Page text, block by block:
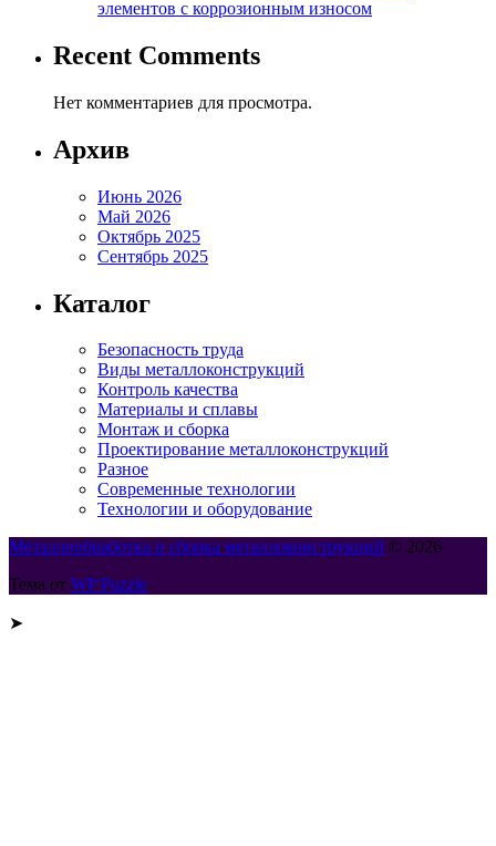
элементов с коррозионным износом
Recent Comments
Нет комментариев для просмотра.
Архив
Июнь 2026
Май 2026
Октябрь 2025
Сентябрь 2025
Каталог
Безопасность труда
Виды металлоконструкций
Контроль качества
Материалы и сплавы
Монтаж и сборка
Проектирование металлоконструкций
Разное
Современные технологии
Технологии и оборудование
Металлообработка и сборка металлоконструкций © 2026
Тема от WP Puzzle
➤